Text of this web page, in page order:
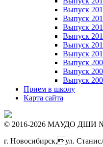
Выпуск
Выпуск
Выпуск
Выпуск
Выпуск
Выпуск
Выпуск
Выпуск
Выпуск
Прием в школу
Карта сайта
© 2016-2026 МАУДО ДШИ
г. Новосибирск,ул.